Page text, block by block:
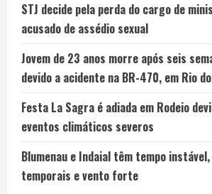
STJ decide pela perda do cargo de
acusado de assédio sexual
Jovem de 23 anos morre após seis
devido a acidente na BR-470, em Rio
Festa La Sagra é adiada em Rodeio
eventos climáticos severos
Blumenau e Indaial têm tempo
temporais e vento forte